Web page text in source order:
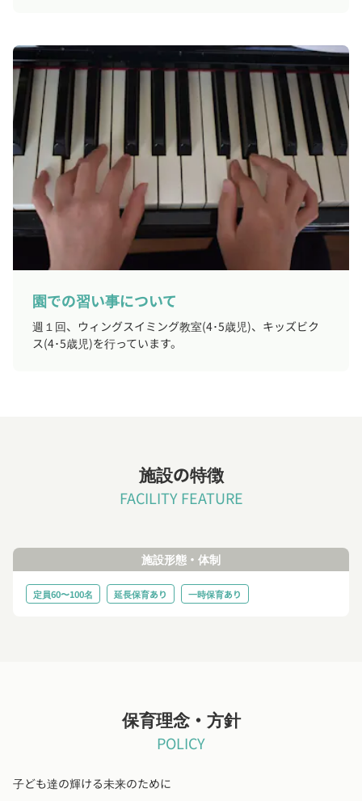
園での習い事について
週１回、ウィングスイミング教室(4･5歳児)、キッズビク
ス(4･5歳児)を行っています。
施設の特徴
FACILITY FEATURE
施設形態・体制
定員60〜100名 延長保育あり 一時保育あり
保育理念・方針
POLICY
子ども達の輝ける未来のために